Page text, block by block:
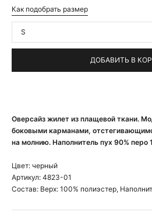
Оверсайз жилет из плащевой ткани.
боковыми карманами,
на молнию. Наполнитель пух 90% перо
Цвет: черный
Артикул: 4823-01
Состав: Верх: 100% полиэстер,
Как подобрать размер
S
ДОБАВИТЬ В